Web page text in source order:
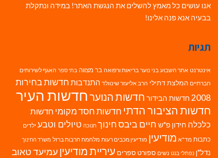
אנו עושים כל מאמץ להשלים את הנגשת האתר! במידה ונתקלת
בבעיה אנא פנה אלינו!
תגיות
אינטרנט אתר השבוע בני נוער בריאות ורפואה בר מצווה בתי ספר האגף לשירותים
חברתיים המלצת דתילי הרב אליעזר שינוולד התנדבות חדשות בחירות
2008 חדשות הבידור חדשות הנוערחדשות העיר
חדשות הציבור הדתי חדשות חסד מקומי חדשות
כלכלה חידון פ"ש חיים ביבסחינוך חנוכה טיולים וטבע ילדים
כתבות מד"א מודיעין מודיעין מכבים רעות מלחמת חרבות ברזל משרד החינוך
נדל"ן נפתלי בנט נשים ספורט ספרים עיריית מודיעין עמיעד טאוב